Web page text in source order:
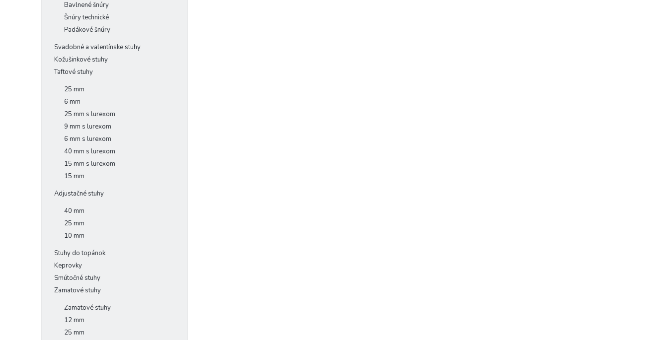
Bavlnené šnúry
Šnúry technické
Padákové šnúry
Svadobné a valentínske stuhy
Kožušinkové stuhy
Taftové stuhy
25 mm
6 mm
25 mm s lurexom
9 mm s lurexom
6 mm s lurexom
40 mm s lurexom
15 mm s lurexom
15 mm
Adjustačné stuhy
40 mm
25 mm
10 mm
Stuhy do topánok
Keprovky
Smútočné stuhy
Zamatové stuhy
Zamatové stuhy
12 mm
25 mm